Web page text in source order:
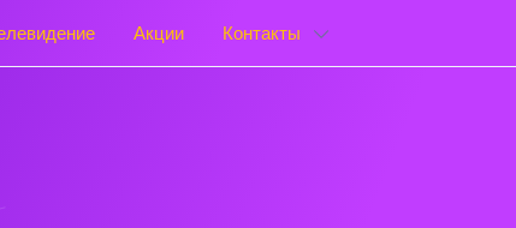
Акции Контакты